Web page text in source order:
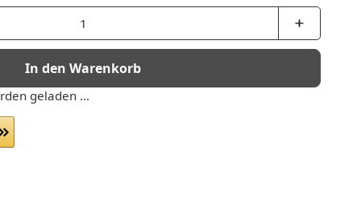
In den Warenkorb
geladen ...